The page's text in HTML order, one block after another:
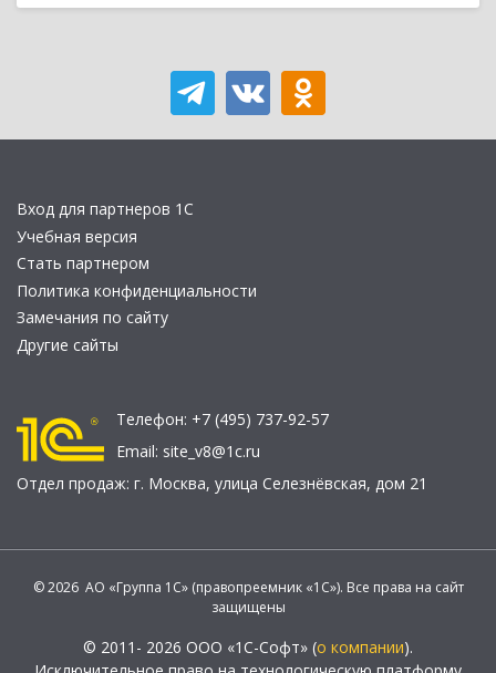
Вход для партнеров 1С
Учебная версия
Стать партнером
Политика конфиденциальности
Замечания по сайту
Другие сайты
Телефон: +7 (495) 737-92-57
Email: site_v8@1c.ru
Отдел продаж: г. Москва, улица Селезнёвская, дом 21
© 2026 АО «Группа 1С» (правопреемник «1С»). Все права на сайт
защищены
© 2011- 2026 ООО «1С-Софт» (о компании).